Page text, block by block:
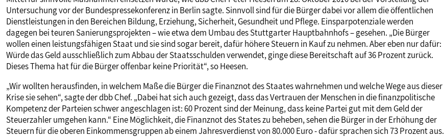
Untersuchung vor der Bundespressekonferenz in Berlin sagte. Sinnvoll sind für die Bürger dabei vor allem die öffentlichen
Dienstleistungen in den Bereichen Bildung, Erziehung, Sicherheit, Gesundheit und Pflege. Einsparpotenziale werden
dagegen bei teuren Sanierungsprojekten – wie etwa dem Umbau des Stuttgarter Hauptbahnhofs – gesehen. „Die Bürger
wollen einen leistungsfähigen Staat und sie sind sogar bereit, dafür höhere Steuern in Kauf zu nehmen. Aber eben nur dafür:
Würde das Geld ausschließlich zum Abbau der Staatsschulden verwendet, ginge diese Bereitschaft auf 36 Prozent zurück.
Dieses Thema hat für die Bürger offenbar keine Priorität“, so Heesen.
„Wir wollten herausfinden, in welchem Maße die Bürger die Finanznot des Staates wahrnehmen und welche Wege aus dieser
Krise sie sehen“, sagte der dbb Chef. „Dabei hat sich auch gezeigt, dass das Vertrauen der Menschen in die finanzpolitische
Kompetenz der Parteien schwer angeschlagen ist: 60 Prozent sind der Meinung, dass keine Partei gut mit dem Geld der
Steuerzahler umgehen kann.“ Eine Möglichkeit, die Finanznot des States zu beheben, sehen die Bürger in der Erhöhung der
Steuern für die oberen Einkommensgruppen ab einem Jahresverdienst von 80.000 Euro - dafür sprachen sich 73 Prozent aus.